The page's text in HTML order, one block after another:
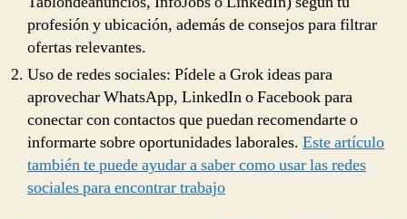
profesión y ubicación, además de consejos para filtrar
ofertas relevantes.
Uso de redes sociales: Pídele a Grok ideas para
aprovechar WhatsApp, LinkedIn o Facebook para
conectar con contactos que puedan recomendarte o
informarte sobre oportunidades laborales. Este artículo
también te puede ayudar a saber como usar las redes
sociales para encontrar trabajo